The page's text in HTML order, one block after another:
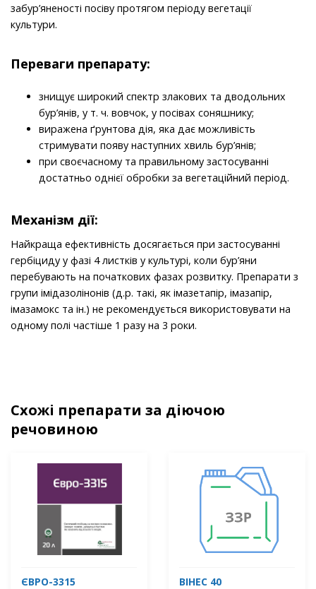
забур’яненості посіву протягом періоду вегетації
культури.
Переваги препарату:
знищує широкий спектр злакових та дводольних
бур’янів, у т. ч. вовчок, у посівах соняшнику;
виражена ґрунтова дія, яка дає можливість
стримувати появу наступних хвиль бур’янів;
при своєчасному та правильному застосуванні
достатньо однієї обробки за вегетаційний період.
Механізм дії:
Найкраща ефективність досягається при застосуванні
гербіциду у фазі 4 листків у культурі, коли бур’яни
перебувають на початкових фазах розвитку. Препарати з
групи імідазолінонів (д.р. такі, як імазетапір, імазапір,
імазамокс та ін.) не рекомендується використовувати на
одному полі частіше 1 разу на 3 роки.
Схожі препарати за діючою
речовиною
ЄВРО-3315 ВІНЕС 40